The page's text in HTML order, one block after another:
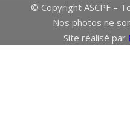
© Copyright ASCPF –
Nos photos ne
Site réalisé par